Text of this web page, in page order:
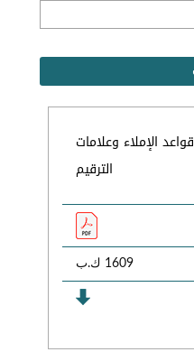
قواعد الإملاء وعلامات
الترقيم
1609 ك.ب